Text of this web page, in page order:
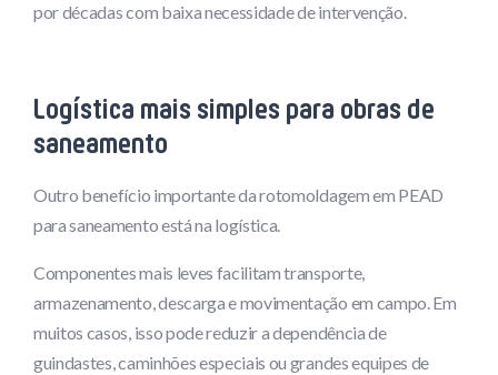
por décadas com baixa necessidade de intervenção.
Logística mais simples para obras de
saneamento
Outro benefício importante da rotomoldagem em PEAD
para saneamento está na logística.
Componentes mais leves facilitam transporte,
armazenamento, descarga e movimentação em campo. Em
muitos casos, isso pode reduzir a dependência de
guindastes, caminhões especiais ou grandes equipes de